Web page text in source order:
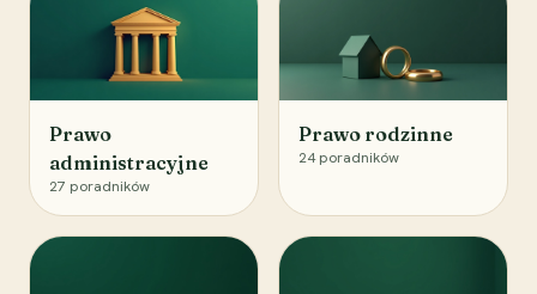
Prawo
administracyjne
27 poradników
Prawo rodzinne
24 poradników